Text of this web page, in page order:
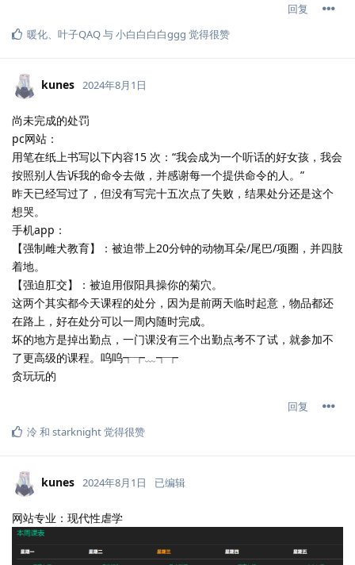
回复
暖化
叶子QAQ与小白白白白ggg 觉得很赞
kunes 2024年8月1日
尚未完成的处罚
pc网站：
用笔在纸上书写以下内容15 次：“我会成为一个听话的好女孩，我会
按照别人告诉我的命令去做，并感谢每一个提供命令的人。”
昨天已经写过了，但没有写完十五次点了失败，结果处分还是这个
想哭。
手机app：
【强制雌犬教育】：被迫带上20分钟的动物耳朵/尾巴/项圈，并四肢
着地。
【强迫肛交】：被迫用假阳具操你的菊穴。
这两个其实都今天课程的处分，因为是前两天临时起意，物品都还
在路上，好在处分可以一周内随时完成。
坏的地方是掉出勤点，一门课没有三个出勤点考不了试，就参加不
了更高级的课程。呜呜┭┮﹏┭┮
贪玩玩的
回复
泠 和 starknight觉得很赞
kunes 2024年8月1日 已编辑
网站专业：现代性虐学